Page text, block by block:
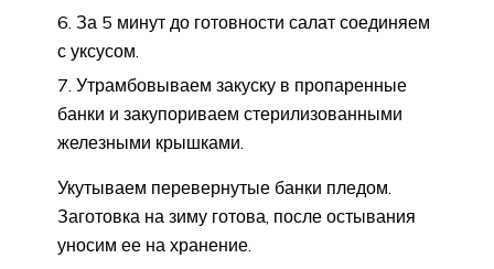
За 5 минут до готовности салат соединяем
с уксусом.
Утрамбовываем закуску в пропаренные
банки и закупориваем стерилизованными
железными крышками.
Укутываем перевернутые банки пледом.
Заготовка на зиму готова, после остывания
уносим ее на хранение.